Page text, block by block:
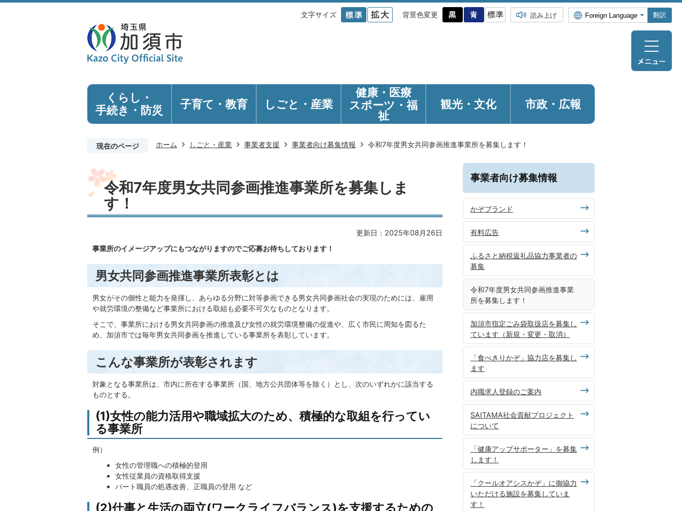
文字サイズ 背景色変更 読み上げ 翻訳
くらし・
手続き ・防災 子育て・教育 しごと・産業
健康・医療
スポーツ・福
祉
観光・ 文化 市政・広報
現在のページ ホーム しごと・産業 事業者支援 事業者向け募集情報 令和7年度男女共同参画推進事業所を募集します！
令和7年度男女共同参画推進事業所を募集しま
す！
更新日：2025年08月26日
事業所のイメージアップにもつながりますのでご応募お待ちしております！
男女共同参画推進事業所表彰とは
男女がその個性と能力を発揮し、あらゆる分野に対等参画できる男女共同参画社会の実現のためには、雇用
や就労環境の整備など事業所における取組も必要不可欠なものとなります。
そこで、事業所における男女共同参画の推進及び女性の就労環境整備の促進や、広く市民に周知を図るた
め、加須市では毎年男女共同参画を推進している事業所を表彰しています。
こんな事業所が表彰されます
対象となる事業所は、市内に所在する事業所（国、地方公共団体等を除く）とし、次のいずれかに該当する
ものとする。
(1)女性の能力活用や職域拡大のため、積極的な取組を行ってい
る事業所
例）
女性の管理職への積極的登用
女性従業員の資格取得支援
パート職員の処遇改善、正職員の登用 など
事業者向け募集情報
かぞブランド
有料広告
ふるさと納税返礼品協力事業者の
募集
令和7年度男女共同参画推進事業
所を募集します！
加須市指定ごみ袋取扱店を募集し
ています（新規・変更・取消）
「食べきりかぞ」協力店を募集し
ます
内職求人登録のご案内
SAITAMA社会貢献プロジェクト
について
「健康アップサポーター」を募集
します！
「クールオアシスかぞ」に御協力
いただける施設を募集していま
す！